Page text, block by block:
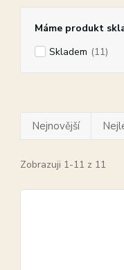
Máme produkt
Skladem (11)
Nejnovější
Zobrazuji 1-11 z 11